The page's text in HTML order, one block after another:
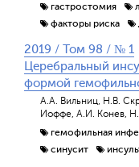
гастростомия
факторы риска
2019 / Том 98 / № 1
Церебральный
формой
А.А. Вильниц, Н.В.
Иоффе, А.И. Конев,
гемофильная
синусит